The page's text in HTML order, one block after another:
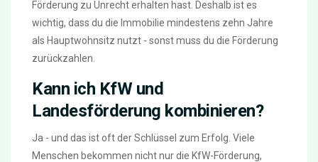
Förderung zu Unrecht erhalten hast. Deshalb ist es
wichtig, dass du die Immobilie mindestens zehn Jahre
als Hauptwohnsitz nutzt - sonst muss du die Förderung
zurückzahlen.
Kann ich KfW und
Landesförderung kombinieren?
Ja - und das ist oft der Schlüssel zum Erfolg. Viele
Menschen bekommen nicht nur die KfW-Förderung,